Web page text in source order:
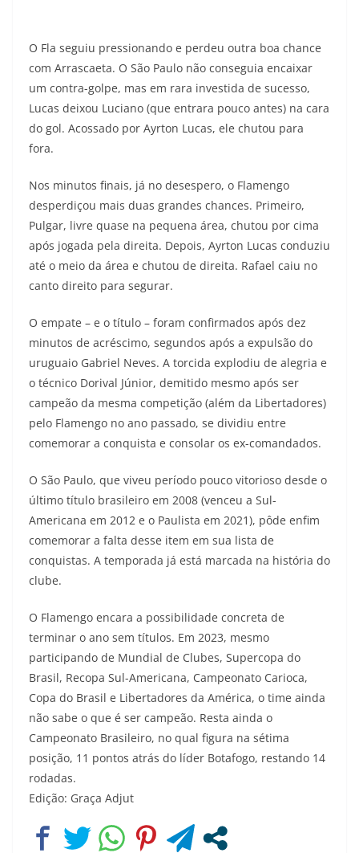
O Fla seguiu pressionando e perdeu outra boa chance
com Arrascaeta. O São Paulo não conseguia encaixar
um contra-golpe, mas em rara investida de sucesso,
Lucas deixou Luciano (que entrara pouco antes) na cara
do gol. Acossado por Ayrton Lucas, ele chutou para
fora.
Nos minutos finais, já no desespero, o Flamengo
desperdiçou mais duas grandes chances. Primeiro,
Pulgar, livre quase na pequena área, chutou por cima
após jogada pela direita. Depois, Ayrton Lucas conduziu
até o meio da área e chutou de direita. Rafael caiu no
canto direito para segurar.
O empate – e o título – foram confirmados após dez
minutos de acréscimo, segundos após a expulsão do
uruguaio Gabriel Neves. A torcida explodiu de alegria e
o técnico Dorival Júnior, demitido mesmo após ser
campeão da mesma competição (além da Libertadores)
pelo Flamengo no ano passado, se dividiu entre
comemorar a conquista e consolar os ex-comandados.
O São Paulo, que viveu período pouco vitorioso desde o
último título brasileiro em 2008 (venceu a Sul-
Americana em 2012 e o Paulista em 2021), pôde enfim
comemorar a falta desse item em sua lista de
conquistas. A temporada já está marcada na história do
clube.
O Flamengo encara a possibilidade concreta de
terminar o ano sem títulos. Em 2023, mesmo
participando de Mundial de Clubes, Supercopa do
Brasil, Recopa Sul-Americana, Campeonato Carioca,
Copa do Brasil e Libertadores da América, o time ainda
não sabe o que é ser campeão. Resta ainda o
Campeonato Brasileiro, no qual figura na sétima
posição, 11 pontos atrás do líder Botafogo, restando 14
rodadas.
Edição: Graça Adjut